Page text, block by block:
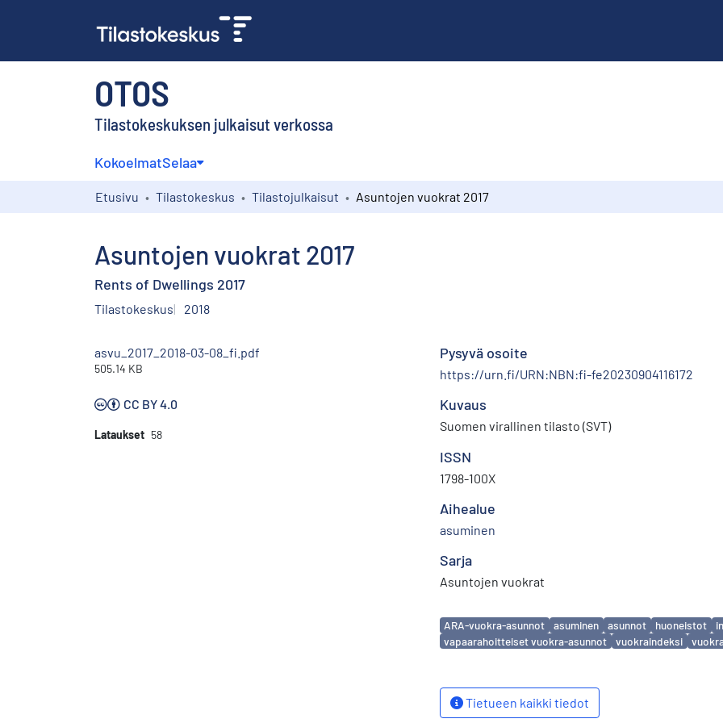
OTOS
Tilastokeskuksen julkaisut verkossa
KokoelmatSelaa
Etusivu Tilastokeskus Tilastojulkaisut Asuntojen vuokrat 2017
Asuntojen vuokrat 2017
Rents of Dwellings 2017
Tilastokeskus 2018
asvu_2017_2018-03-08_fi.pdf
505.14 KB
CC BY 4.0
Lataukset 58
Pysyvä osoite
https://urn.fi/URN:NBN:fi-fe20230904116172
Kuvaus
Suomen virallinen tilasto (SVT)
ISSN
1798-100X
Aihealue
asuminen
Sarja
Asuntojen vuokrat
Avainsanat
ARA-vuokra-asunnot asuminen asunnot huoneistot
vapaarahoitteiset vuokra-asunnot
vuokraindeksi
Tietueen kaikki tiedot